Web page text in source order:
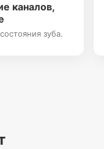
каналов,
зуба.